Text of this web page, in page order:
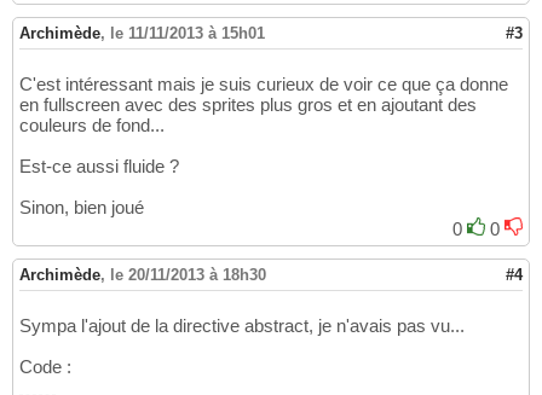
Archimède, le 11/11/2013 à 15h01 #3
C'est intéressant mais je suis curieux de voir ce que ça donne
en fullscreen avec des sprites plus gros et en ajoutant des
couleurs de fond...
Est-ce aussi fluide ?
Sinon, bien joué
0
0
Archimède, le 20/11/2013 à 18h30 #4
Sympa l'ajout de la directive abstract, je n'avais pas vu...
Code :